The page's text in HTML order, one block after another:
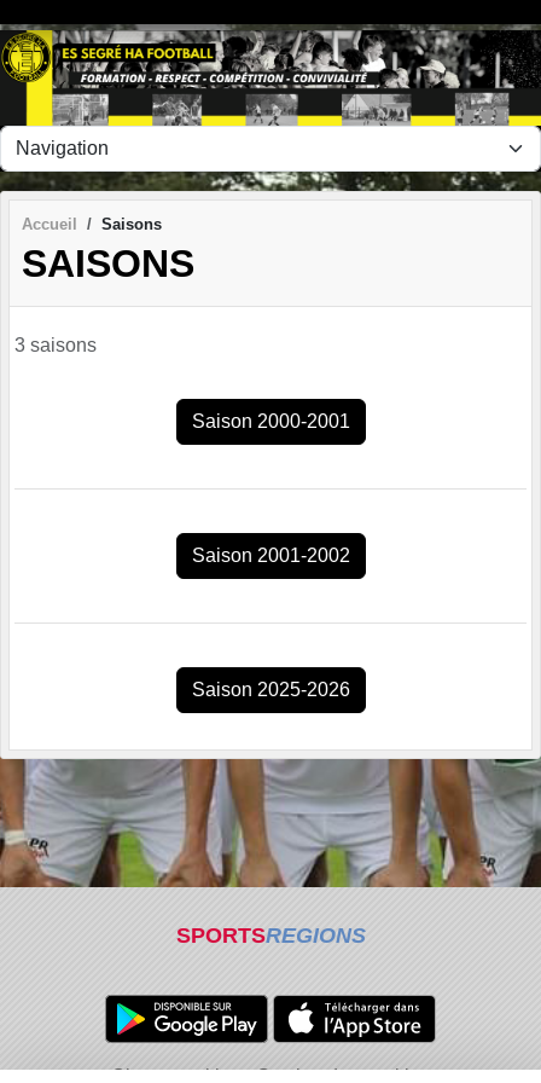
Accueil Saisons
SAISONS
3 saisons
Saison 2000-2001
Saison 2001-2002
Saison 2025-2026
SPORTSREGIONS
Charte cookies Gestion des cookies